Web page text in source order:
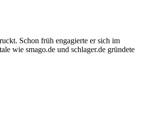
Schon früh engagierte er sich im
wie smago.de und schlager.de gründete